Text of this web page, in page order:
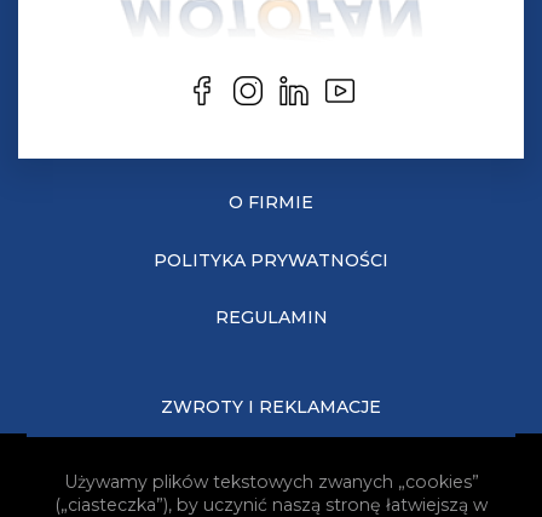
O FIRMIE
POLITYKA PRYWATNOŚCI
REGULAMIN
ZWROTY I REKLAMACJE
Używamy plików tekstowych zwanych „cookies”
(„ciasteczka”), by uczynić naszą stronę łatwiejszą w